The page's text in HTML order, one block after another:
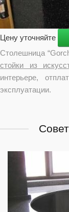
Цену уточняйте
Столешница
стойки из
интерьере,
эксплуатации.